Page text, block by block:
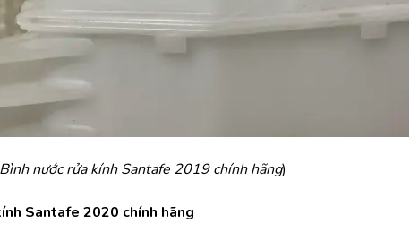
Bình nước rửa kính Santafe 2019 chính hãng)
Santafe 2020 chính hãng